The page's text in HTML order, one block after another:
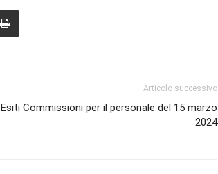
Articolo successivo
Esiti Commissioni per il personale del 15 marzo
2024